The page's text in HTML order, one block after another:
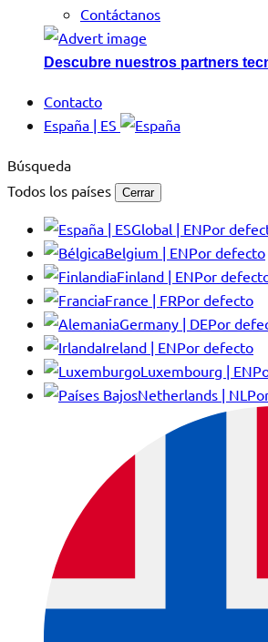
Contáctanos
Descubre nuestros partners
Contacto
España | ES
Búsqueda
Todos los países
Cerrar
Global | ENPor
Belgium | ENPor defecto
Finland | ENPor
France | FRPor defecto
Germany | DEPor
Ireland | ENPor defecto
Luxembourg | EN
Netherlands | NL